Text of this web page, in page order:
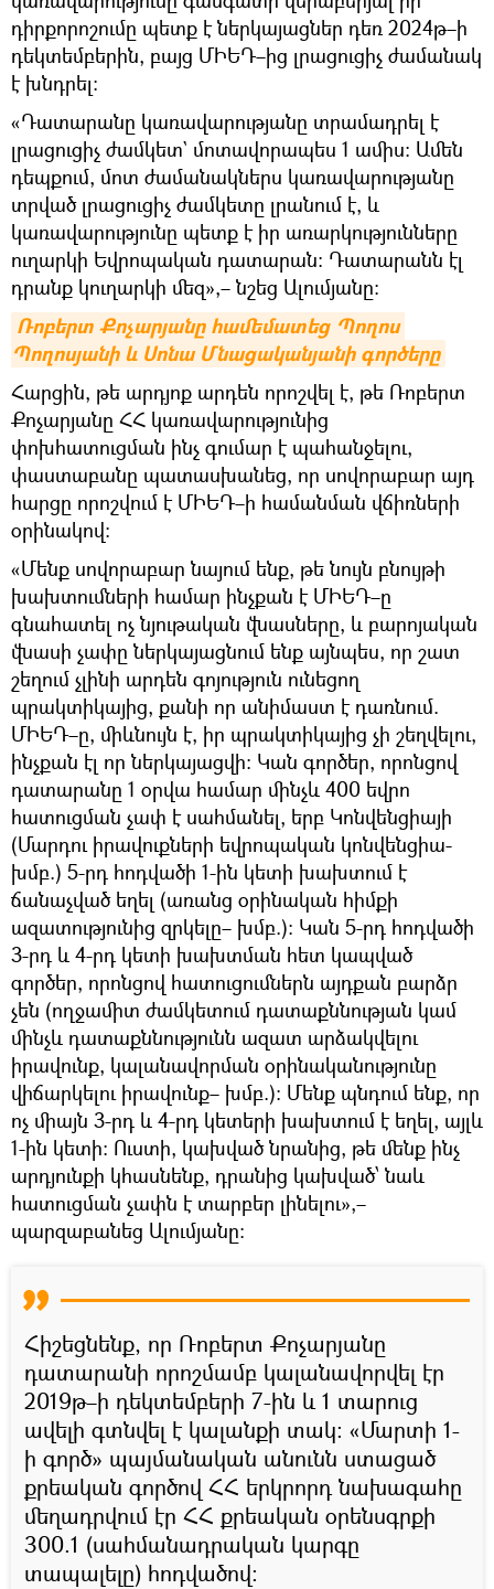
դիրքորոշումը պետք է ներկայացներ դեռ 2024թ–ի
դեկտեմբերին, բայց ՄԻԵԴ–ից լրացուցիչ ժամանակ
է խնդրել։
«Դատարանը կառավարությանը տրամադրել է
լրացուցիչ ժամկետ` մոտավորապես 1 ամիս։ Ամեն
դեպքում, մոտ ժամանակներս կառավարությանը
տրված լրացուցիչ ժամկետը լրանում է, և
կառավարությունը պետք է իր առարկությունները
ուղարկի Եվրոպական դատարան։ Դատարանն էլ
դրանք կուղարկի մեզ»,– նշեց Ալումյանը։
Ռոբերտ Քոչարյանը համեմատեց Պողոս
Պողոսյանի և Սոնա Մնացականյանի գործերը
Հարցին, թե արդյոք արդեն որոշվել է, թե Ռոբերտ
Քոչարյանը ՀՀ կառավարությունից
փոխհատուցման ինչ գումար է պահանջելու,
փաստաբանը պատասխանեց, որ սովորաբար այդ
հարցը որոշվում է ՄԻԵԴ–ի համանման վճիռների
օրինակով։
«Մենք սովորաբար նայում ենք, թե նույն բնույթի
խախտումների համար ինչքան է ՄԻԵԴ–ը
գնահատել ոչ նյութական վնասները, և բարոյական
վնասի չափը ներկայացնում ենք այնպես, որ շատ
շեղում չլինի արդեն գոյություն ունեցող
պրակտիկայից, քանի որ անիմաստ է դառնում.
ՄԻԵԴ–ը, միևնույն է, իր պրակտիկայից չի շեղվելու,
ինչքան էլ որ ներկայացվի։ Կան գործեր, որոնցով
դատարանը 1 օրվա համար մինչև 400 եվրո
հատուցման չափ է սահմանել, երբ Կոնվենցիայի
(Մարդու իրավուքների եվրոպական կոնվենցիա-
խմբ.) 5-րդ հոդվածի 1-ին կետի խախտում է
ճանաչված եղել (առանց օրինական հիմքի
ազատությունից զրկելը– խմբ.)։ Կան 5-րդ հոդվածի
3-րդ և 4-րդ կետի խախտման հետ կապված
գործեր, որոնցով հատուցումներն այդքան բարձր
չեն (ողջամիտ ժամկետում դատաքննության կամ
մինչև դատաքննությունն ազատ արձակվելու
իրավունք, կալանավորման օրինականությունը
վիճարկելու իրավունք– խմբ.)։ Մենք պնդում ենք, որ
ոչ միայն 3-րդ և 4-րդ կետերի խախտում է եղել, այլև
1-ին կետի։ Ուստի, կախված նրանից, թե մենք ինչ
արդյունքի կհասնենք, դրանից կախված՝ նաև
հատուցման չափն է տարբեր լինելու»,–
պարզաբանեց Ալումյանը։
Հիշեցնենք, որ Ռոբերտ Քոչարյանը
դատարանի որոշմամբ կալանավորվել էր
2019թ–ի դեկտեմբերի 7-ին և 1 տարուց
ավելի գտնվել է կալանքի տակ։ «Մարտի 1-
ի գործ» պայմանական անունն ստացած
քրեական գործով ՀՀ երկրորդ նախագահը
մեղադրվում էր ՀՀ քրեական օրենսգրքի
300.1 (սահմանադրական կարգը
տապալելը) հոդվածով։